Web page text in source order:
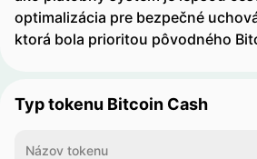
optimalizácia pre bezpečné
ktorá bola prioritou pôvodného
Typ tokenu Bitcoin Cash
Názov tokenu